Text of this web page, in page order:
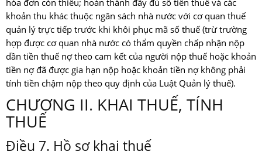
hóa đơn còn thiếu; hoàn thành đầy đủ số tiền thuế và các
khoản thu khác thuộc ngân sách nhà nước với cơ quan thuế
quản lý trực tiếp trước khi khôi phục mã số thuế (trừ trường
hợp được cơ quan nhà nước có thẩm quyền chấp nhận nộp
dần tiền thuế nợ theo cam kết của người nộp thuế hoặc khoản
tiền nợ đã được gia hạn nộp hoặc khoản tiền nợ không phải
tính tiền chậm nộp theo quy định của Luật Quản lý thuế).
CHƯƠNG II. KHAI THUẾ, TÍNH
THUẾ
Điều 7. Hồ sơ khai thuế